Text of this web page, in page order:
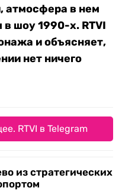
атмосфера в нем
шоу 1990-х. RTVI
и объясняет,
нет ничего
RTVI в Telegram
из стратегических